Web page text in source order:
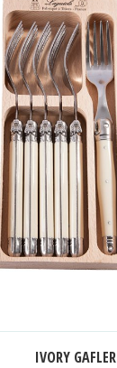
IVORY GAFLER